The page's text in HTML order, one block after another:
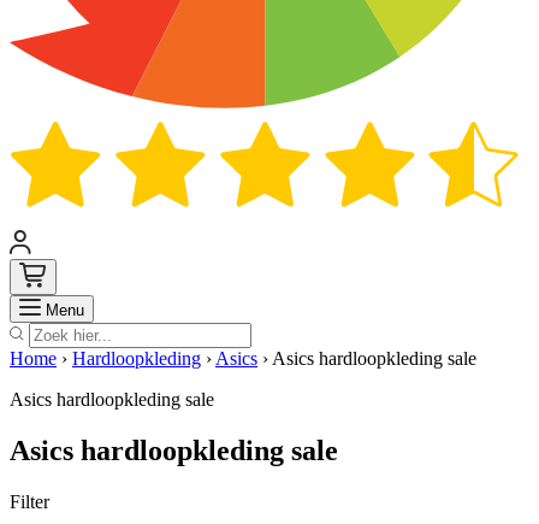
Menu Zoek
Home › Hardloopkleding › Asics › Asics hardloopkleding sale
Asics hardloopkleding sale
Asics hardloopkleding sale
Filter